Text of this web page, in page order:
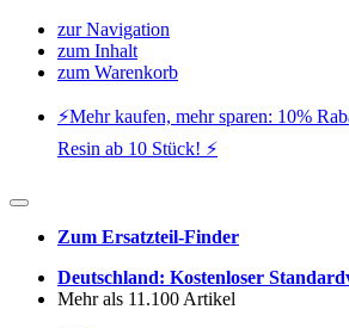
zur Navigation
zum Inhalt
zum Warenkorb
⚡️Mehr kaufen, mehr sparen: 10%
Resin ab 10 Stück! ⚡️
Zum Ersatzteil-Finder
Deutschland: Kostenloser
Mehr als 11.100 Artikel